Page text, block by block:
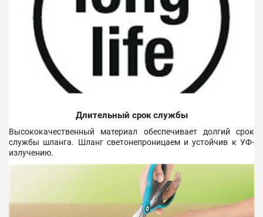
Длительный срок службы
Высококачественный материал обеспечивает долгий срок
службы шланга. Шланг светонепроницаем и устойчив к УФ-
излучению.